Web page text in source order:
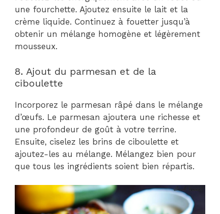
une fourchette. Ajoutez ensuite le lait et la
crème liquide. Continuez à fouetter jusqu’à
obtenir un mélange homogène et légèrement
mousseux.
8. Ajout du parmesan et de la
ciboulette
Incorporez le parmesan râpé dans le mélange
d’œufs. Le parmesan ajoutera une richesse et
une profondeur de goût à votre terrine.
Ensuite, ciselez les brins de ciboulette et
ajoutez-les au mélange. Mélangez bien pour
que tous les ingrédients soient bien répartis.